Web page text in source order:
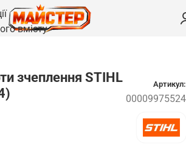
вмісту
зчеплення STIHL
Артикул:
00009975524